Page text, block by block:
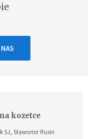
kozetce
SJ, Sławomir Rusin